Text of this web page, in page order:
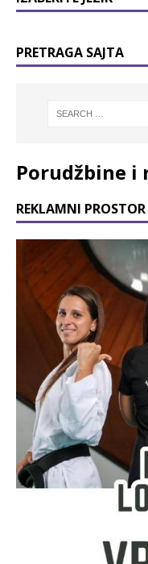
PRETRAGA SAJTA
Porudžbine i
REKLAMNI PROSTOR